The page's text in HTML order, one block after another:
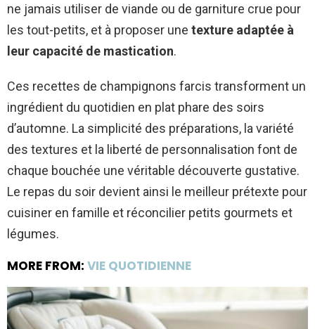
ne jamais utiliser de viande ou de garniture crue pour
les tout-petits, et à proposer une texture adaptée à
leur capacité de mastication.
Ces recettes de champignons farcis transforment un
ingrédient du quotidien en plat phare des soirs
d’automne. La simplicité des préparations, la variété
des textures et la liberté de personnalisation font de
chaque bouchée une véritable découverte gustative.
Le repas du soir devient ainsi le meilleur prétexte pour
cuisiner en famille et réconcilier petits gourmets et
légumes.
MORE FROM: VIE QUOTIDIENNE